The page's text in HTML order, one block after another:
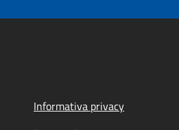
Informativa privacy